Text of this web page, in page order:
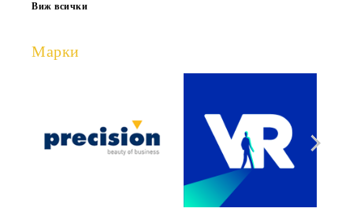
Виж всички
Марки